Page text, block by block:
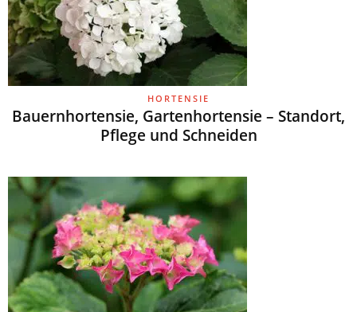
HORTENSIE
Bauernhortensie, Gartenhortensie – Standort,
Pflege und Schneiden